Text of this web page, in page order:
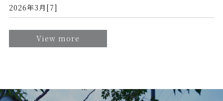
2026年3月[7]
View more